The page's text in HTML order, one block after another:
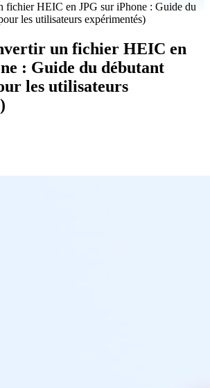
fichier HEIC en JPG sur iPhone : Guide du
les utilisateurs expérimentés)
un fichier HEIC en
: Guide du débutant
les utilisateurs